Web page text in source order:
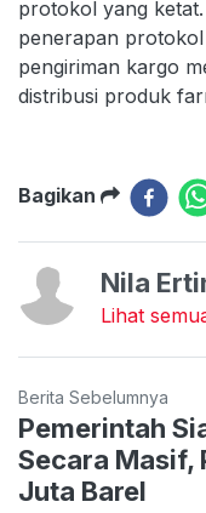
protokol yang
penerapan
pengiriman kargo
distribusi produk
Bagikan
Nila
Lihat
Berita Sebelumnya
Pemerintah
Secara Masif,
Juta Barel